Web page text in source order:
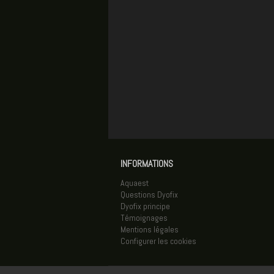
INFORMATIONS
Aquaest
Questions Dyofix
Dyofix principe
Témoignages
Mentions légales
Configurer les cookies